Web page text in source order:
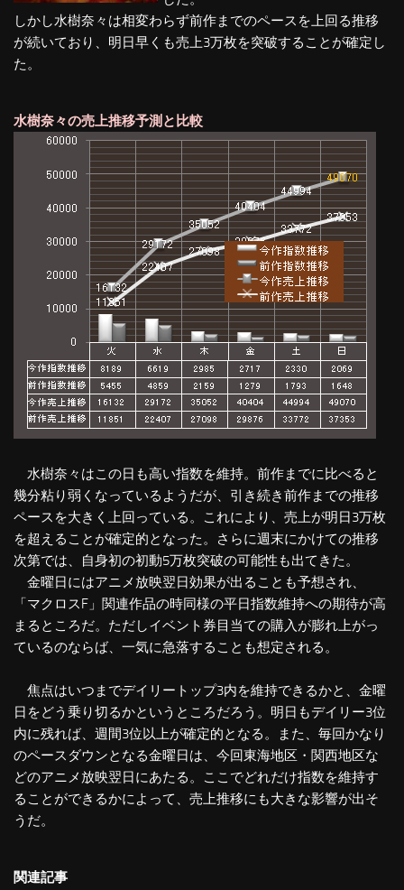
しかし水樹奈々は相変わらず前作までのペースを上回る推移
が続いており、明日早くも売上3万枚を突破することが確定し
た。
水樹奈々の売上推移予測と比較
水樹奈々はこの日も高い指数を維持。前作までに比べると
幾分粘り弱くなっているようだが、引き続き前作までの推移
ペースを大きく上回っている。これにより、売上が明日3万枚
を超えることが確定的となった。さらに週末にかけての推移
次第では、自身初の初動5万枚突破の可能性も出てきた。
金曜日にはアニメ放映翌日効果が出ることも予想され、
「マクロスF」関連作品の時同様の平日指数維持への期待が高
まるところだ。ただしイベント券目当ての購入が膨れ上がっ
ているのならば、一気に急落することも想定される。
焦点はいつまでデイリートップ3内を維持できるかと、金曜
日をどう乗り切るかというところだろう。明日もデイリー3位
内に残れば、週間3位以上が確定的となる。また、毎回かなり
のペースダウンとなる金曜日は、今回東海地区・関西地区な
どのアニメ放映翌日にあたる。ここでどれだけ指数を維持す
ることができるかによって、売上推移にも大きな影響が出そ
うだ。
関連記事